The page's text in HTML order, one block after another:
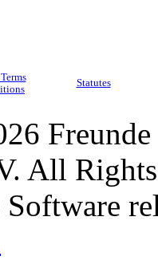
Statutes
All
Software